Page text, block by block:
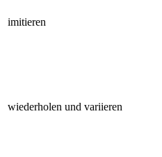
imitieren
wiederholen und variieren